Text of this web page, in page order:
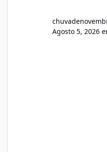
Agosto 5, 2026